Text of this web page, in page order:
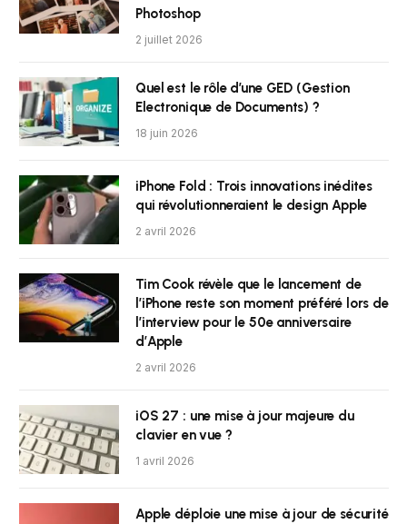
Photoshop
2 juillet 2026
Quel est le rôle d’une GED (Gestion
Electronique de Documents) ?
18 juin 2026
iPhone Fold : Trois innovations inédites
qui révolutionneraient le design Apple
2 avril 2026
Tim Cook révèle que le lancement de
l’iPhone reste son moment préféré lors de
l’interview pour le 50e anniversaire
d’Apple
2 avril 2026
iOS 27 : une mise à jour majeure du
clavier en vue ?
1 avril 2026
Apple déploie une mise à jour de sécurité